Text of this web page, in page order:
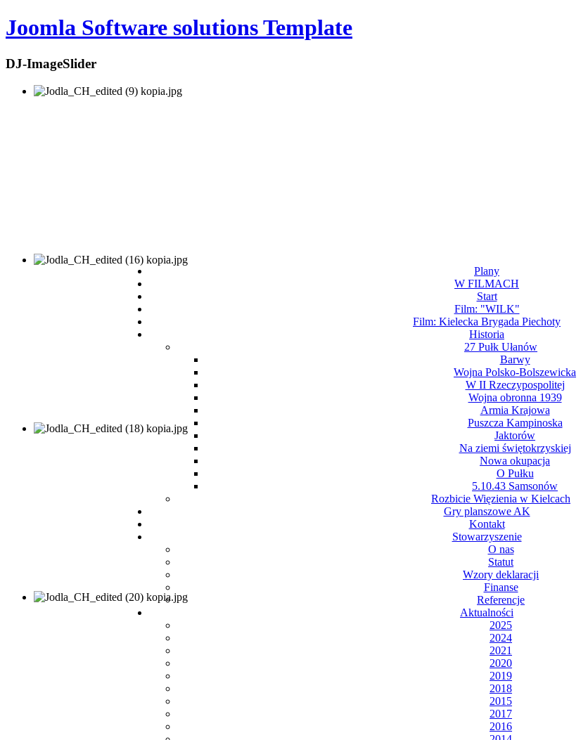
Joomla Software solutions Template
DJ-ImageSlider
Plany
W FILMACH
Start
Film: "WILK"
Film: Kielecka Brygada Piechoty
Historia
27 Pułk Ułanów
Barwy
Wojna Polsko-Bolszewicka
W II Rzeczypospolitej
Wojna obronna 1939
Armia Krajowa
Puszcza Kampinoska
Jaktorów
Na ziemi świętokrzyskiej
Nowa okupacja
O Pułku
5.10.43 Samsonów
Rozbicie Więzienia w Kielcach
Gry planszowe AK
Kontakt
Stowarzyszenie
O nas
Statut
Wzory deklaracji
Finanse
Referencje
Aktualności
2025
2024
2021
2020
2019
2018
2015
2017
2016